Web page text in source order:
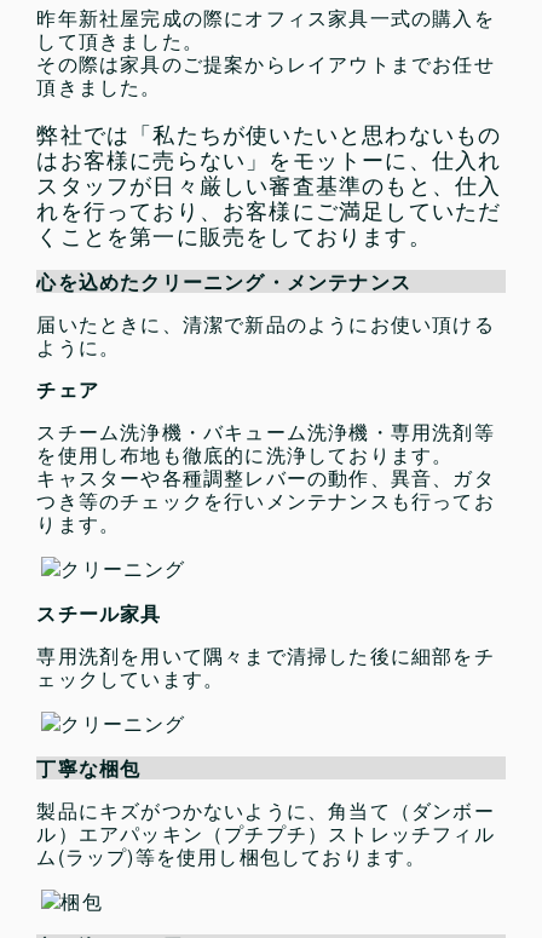
昨年新社屋完成の際にオフィス家具一式の購入を
して頂きました。
その際は家具のご提案からレイアウトまでお任せ
頂きました。
の追加注文を頂き、商品の品質も座り心地も大変
満足していただきました。
神奈川県 Y様（イトーキ シンライン 3枚引戸書
庫 H1038 ベースなし W9色 +【B級 未使用品】
イトーキ シンライン 4段ラテラル書庫 H1098
WE用ベース）
商品、お受け取りいたしました。
今まで何度かオフィス用品を購入していますが、
梱包は一番丁寧で、モノの状態もとてもよかった
です。
また入用の際はお願いさせていただきたいと思い
ますので、どうぞよろしくお願いいたします。
S様（オカムラ シルフィー 可動肘 エクストラハ
イバック メッシュバック ブルーグリーン）
先日発送していただきましたシルフィーチェア、
本日無事に受け取りました。
大変綺麗なお品で感激しております。
また機会がありましたら利用させていただきたい
と思います。
この度はありがとうございました。
T様 （コンテッサグリーン）
いつもお世話になっております。
これまでの数々のわがままを聞いていただき最後
の最後にこちらのミスにより返品という失礼をい
たしまして本当に申し訳ございませんでした。
天下一さんの御好意に感謝いたします。ドライバ
ーの方もきちんと仕事をしていただきましてあり
がとうございました。
とても助かりました。
弊社では「私たちが使いたいと思わないもの
はお客様に売らない」をモットーに、仕入れ
スタッフが日々厳しい審査基準のもと、仕入
れを行っており、お客様にご満足していただ
くことを第一に販売をしております。
心を込めたクリーニング・メンテナンス
届いたときに、清潔で新品のようにお使い頂ける
ように。
チェア
スチーム洗浄機・バキューム洗浄機・専用洗剤等
を使用し布地も徹底的に洗浄しております。
キャスターや各種調整レバーの動作、異音、ガタ
つき等のチェックを行いメンテナンスも行ってお
ります。
スチール家具
専用洗剤を用いて隅々まで清掃した後に細部をチ
ェックしています。
丁寧な梱包
製品にキズがつかないように、角当て（ダンボー
ル）エアパッキン（プチプチ）ストレッチフィル
ム(ラップ)等を使用し梱包しております。